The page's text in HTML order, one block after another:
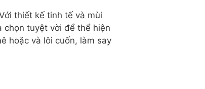
thiết kế tinh tế và mùi
chọn tuyệt vời để thể hiện
hoặc và lôi cuốn, làm say